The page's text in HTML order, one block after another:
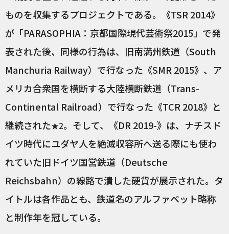
ものを収集するプロジェクトである。《TSR 2014》
が「PARASOPHIA：京都国際現代芸術祭2015」で発
表された後、同様の行為は、旧南満州鉄道（South
Manchuria Railway）で行なった《SMR 2015》、ア
メリカ合衆国を横断する大陸横断鉄道（Trans-
Continental Railroad）で行なった《TCR 2018》と
継続された★2。そして、《DR 2019-》は、ナチスド
イツ時代にユダヤ人を絶滅収容所へ送る際にも使わ
れていた旧ドイツ国営鉄道（Deutsche
Reichsbahn）の線路で潰した硬貨が展示された。タ
イトルは各作品とも、鉄道名のアルファベット略称
と制作年を冠している。